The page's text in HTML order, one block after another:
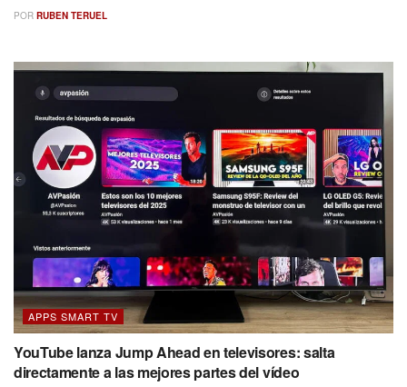
POR RUBEN TERUEL
APPS SMART TV
YouTube lanza Jump Ahead en televisores: salta
directamente a las mejores partes del vídeo